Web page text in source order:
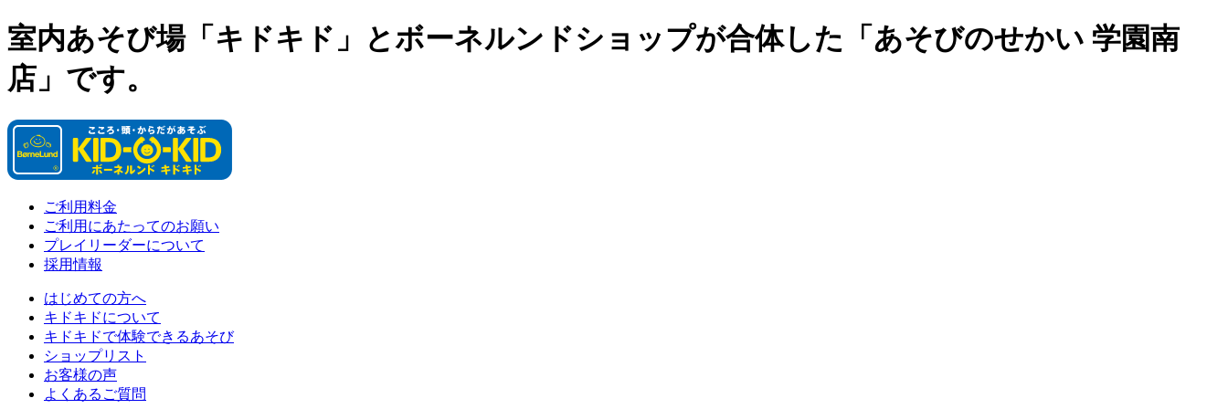
室内あそび場「キドキド」とボーネルンドショップが合体した「あそびのせかい 学園南
店」です。
ご利用料金
ご利用にあたってのお願い
プレイリーダーについて
採用情報
はじめての方へ
キドキドについて
キドキドで体験できるあそび
ショップリスト
お客様の声
よくあるご質問